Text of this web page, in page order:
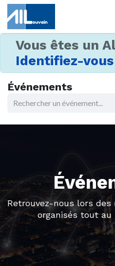
Vous êtes un
Identifiez-
Événements
Retrouvez-nous lors
organisés tout au